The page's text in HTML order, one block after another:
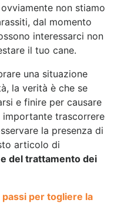
non stiamo
dal momento
interessarci non
il tuo cane.
una situazione
la verità è che se
e finire per causare
trascorrere
la presenza di
articolo di
del trattamento dei
passi per togliere la